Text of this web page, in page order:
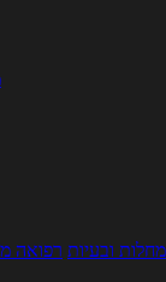
מחלות ובעיות רפואה